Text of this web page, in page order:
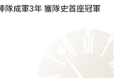
隊成軍3年 獲隊史首座冠軍